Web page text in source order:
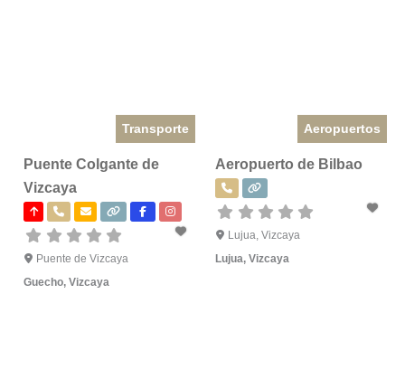
Transporte
Puente Colgante de
Vizcaya
Puente de Vizcaya
Guecho, Vizcaya
Aeropuertos
Aeropuerto de Bilbao
Lujua, Vizcaya
Lujua,Vizcaya